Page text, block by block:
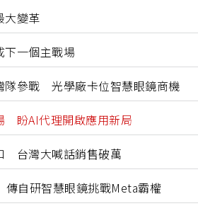
變革
一個主戰場
隊參戰 光學廠卡位智慧眼鏡商機
盼AI代理開啟應用新局
台灣大喊話銷售破萬
自研智慧眼鏡挑戰Meta霸權